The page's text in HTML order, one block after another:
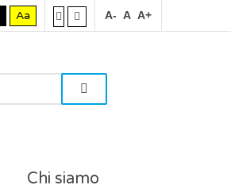
Aa A- A A+
Chi siamo